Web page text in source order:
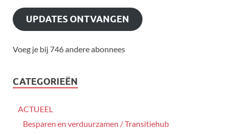
UPDATES ONTVANGEN
Voeg je bij 746 andere abonnees
CATEGORIEËN
ACTUEEL
Besparen en verduurzamen / Transitiehub